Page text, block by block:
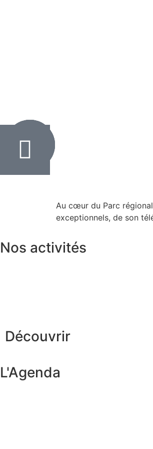
Au cœur du Parc
exceptionnels, de son
Nos activités
Découvrir
L'Agenda